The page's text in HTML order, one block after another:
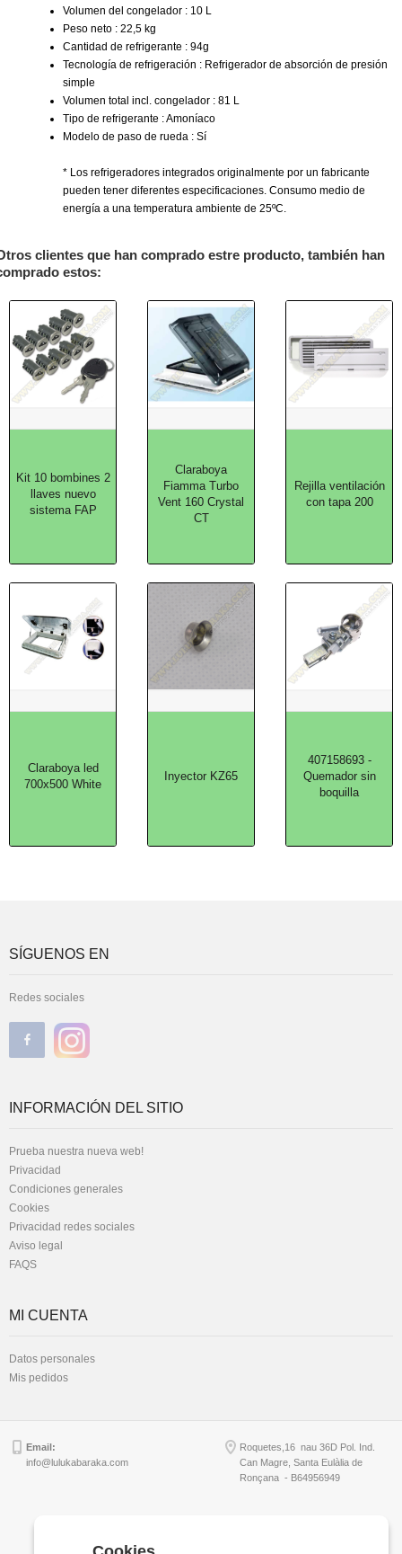
Volumen del congelador : 10 L
Peso neto : 22,5 kg
Cantidad de refrigerante : 94g
Tecnología de refrigeración : Refrigerador de absorción de presión
simple
Volumen total incl. congelador : 81 L
Tipo de refrigerante : Amoníaco
Modelo de paso de rueda : Sí
* Los refrigeradores integrados originalmente por un fabricante
pueden tener diferentes especificaciones. Consumo medio de
energía a una temperatura ambiente de 25ºC.
clientes que han comprado estre producto, también han
estos:
Kit 10 bombines 2
llaves nuevo
sistema FAP
Claraboya
Fiamma Turbo
Vent 160 Crystal
CT
Rejilla ventilación
con tapa 200
Claraboya led
700x500 White
Inyector KZ65
407158693 -
Quemador sin
boquilla
SÍGUENOS EN
Redes sociales
INFORMACIÓN DEL SITIO
Prueba nuestra nueva web!
Privacidad
Condiciones generales
Cookies
Privacidad redes sociales
Aviso legal
FAQS
MI CUENTA
Datos personales
Mis pedidos
Email:
info@lulukabaraka.com
Roquetes,16 nau 36D Pol. Ind.
Can Magre, Santa Eulàlia de
Ronçana - B64956949